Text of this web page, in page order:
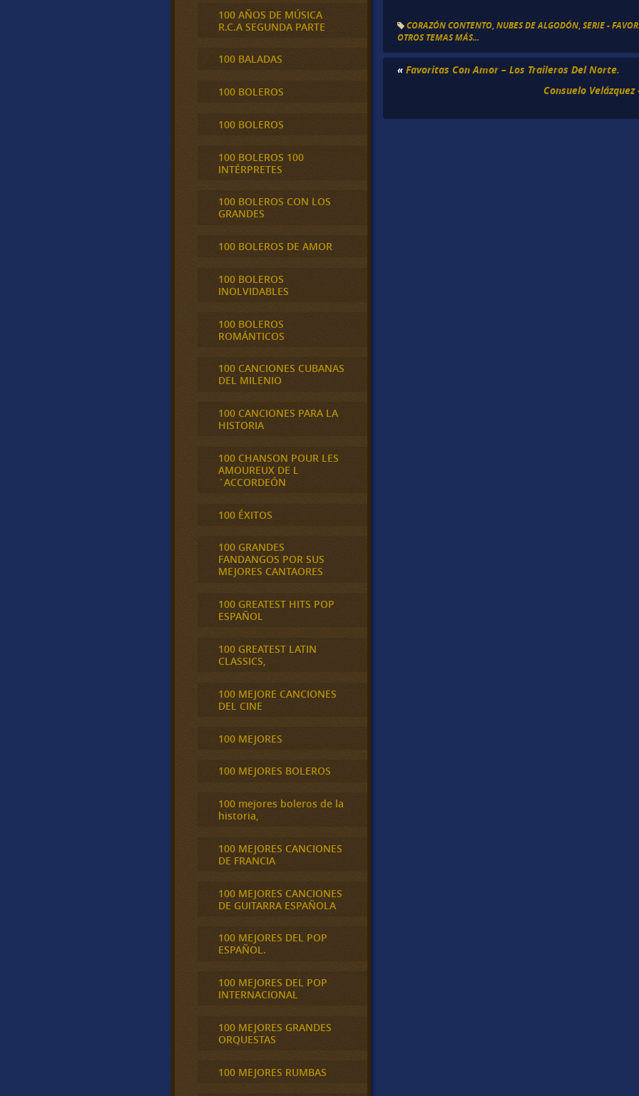
CORAZÓN CONTENTO ,NUBES DE ALGODÓN ,SERIE -
OTROS TEMAS MÁS...
«Favoritas Con Amor – Los Traileros Del Norte.
Consuelo
100 AÑOS DE MÚSICA
R.C.A SEGUNDA PARTE
100 BALADAS
100 BOLEROS
100 BOLEROS
100 BOLEROS 100
INTÉRPRETES
100 BOLEROS CON LOS
GRANDES
100 BOLEROS DE AMOR
100 BOLEROS
INOLVIDABLES
100 BOLEROS
ROMÁNTICOS
100 CANCIONES CUBANAS
DEL MILENIO
100 CANCIONES PARA LA
HISTORIA
100 CHANSON POUR LES
AMOUREUX DE L
´ACCORDEÓN
100 ÉXITOS
100 GRANDES
FANDANGOS POR SUS
MEJORES CANTAORES
100 GREATEST HITS POP
ESPAÑOL
100 GREATEST LATIN
CLASSICS,
100 MEJORE CANCIONES
DEL CINE
100 MEJORES
100 MEJORES BOLEROS
100 mejores boleros de la
historia,
100 MEJORES CANCIONES
DE FRANCIA
100 MEJORES CANCIONES
DE GUITARRA ESPAÑOLA
100 MEJORES DEL POP
ESPAÑOL.
100 MEJORES DEL POP
INTERNACIONAL
100 MEJORES GRANDES
ORQUESTAS
100 MEJORES RUMBAS